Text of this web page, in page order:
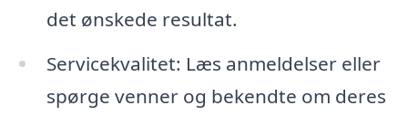
det ønskede resultat.
Servicekvalitet: Læs anmeldelser eller
spørge venner og bekendte om deres